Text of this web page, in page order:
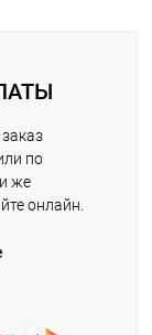
по
же
онлайн.